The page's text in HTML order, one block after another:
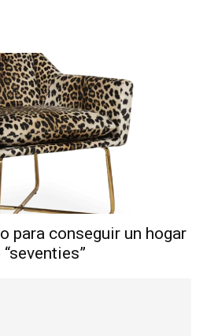
para conseguir un hogar